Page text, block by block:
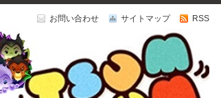
お問い合わせ サイトマップ RSS